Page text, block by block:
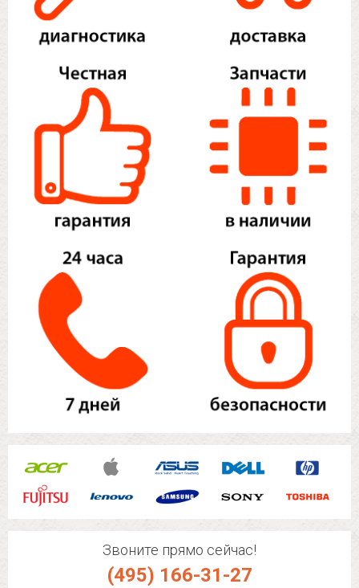
Звоните прямо сейчас!
(495) 166-31-27